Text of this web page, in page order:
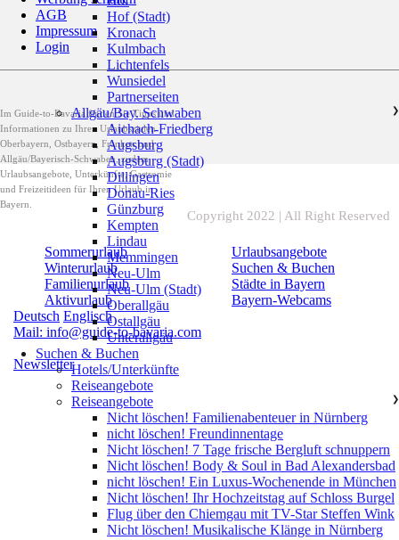
AGB
Impressum
Login
Im Guide-to-Bavaria finden Sie Tipps und
Informationen zu Ihren Urlaubszielen
Oberbayern, Ostbayern, Franken und
Allgäu/Bayerisch-Schwaben, zudem
Urlaubsangebote, Unterkünfte, Gastromie
und Freizeitideen für Ihren Urlaub in
Bayern.
Sommerurlaub
Winterurlaub
Familienurlaub
Aktivurlaub
Urlaubsangebote
Suchen & Buchen
Städte in Bayern
Bayern-Webcams
Deutsch Englisch
Mail: info@guide-to-bavaria.com
Newsletter
Copyright 2022 | All Right Reserved
Hof (Stadt)
Kronach
Kulmbach
Lichtenfels
Wunsiedel
Partnerseiten
Allgäu/Bay. Schwaben
❯
Aichach-Friedberg
Augsburg
Augsburg (Stadt)
Dillingen
Donau-Ries
Günzburg
Kempten
Lindau
Memmingen
Neu-Ulm
Neu-Ulm (Stadt)
Oberallgäu
Ostallgäu
Unterallgäu
Suchen & Buchen
Hotels/Unterkünfte
Reiseangebote
Reiseangebote
❯
Nicht löschen! Familienabenteuer in Nürnberg
nicht löschen! Freundinnentage
Nicht löschen! 7 Tage frische Bergluft schnuppern
Nicht löschen! Body & Soul in Bad Alexandersbad
nicht löschen! Ein Luxus-Wochenende in München
Nicht löschen! Ihr Hochzeitstag auf Schloss Burgel
Flug über den Chiemgau mit TV-Star Steffen Wink
Nicht löschen! Musikalische Klänge in Nürnberg